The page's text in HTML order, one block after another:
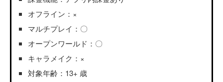
オフライン：×
マルチプレイ：〇
オープンワールド：〇
キャラメイク：×
対象年齢：13+ 歳